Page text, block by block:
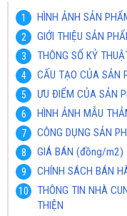
HÌNH ẢNH SẢN
GIỚI THIỆU SẢN
THÔNG SỐ KỶ
CẤU TẠO CỦA SẢN
ƯU ĐIỂM CỦA SẢN
HÌNH ẢNH MẪU
CÔNG DỤNG SẢN
GIÁ BÁN (đồng/m2)
CHÍNH SÁCH BÁN
THÔNG TIN NHÀ
THIỆN